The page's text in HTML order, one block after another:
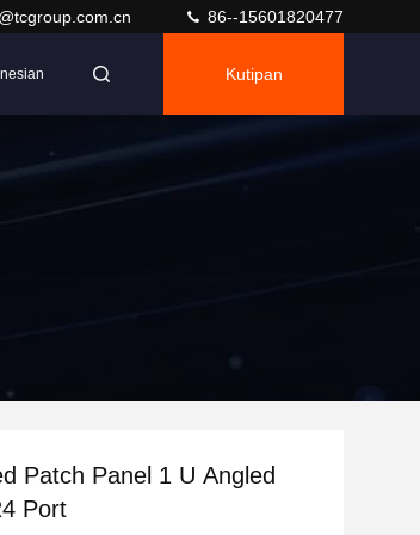
86--15601820477
Kutipan
Patch Panel 1 U Angled
Port